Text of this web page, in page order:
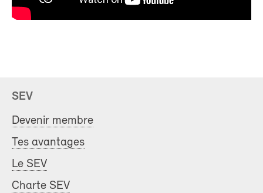
SEV
Devenir membre
Tes avantages
Le SEV
Charte SEV